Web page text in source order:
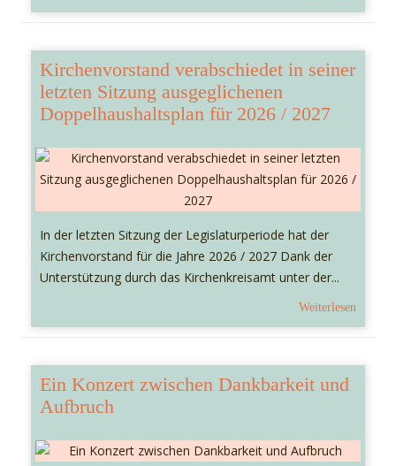
Kirchenvorstand verabschiedet in seiner
letzten Sitzung ausgeglichenen
Doppelhaushaltsplan für 2026 / 2027
In der letzten Sitzung der Legislaturperiode hat der
Kirchenvorstand für die Jahre 2026 / 2027 Dank der
Unterstützung durch das Kirchenkreisamt unter der...
Weiterlesen
Ein Konzert zwischen Dankbarkeit und
Aufbruch